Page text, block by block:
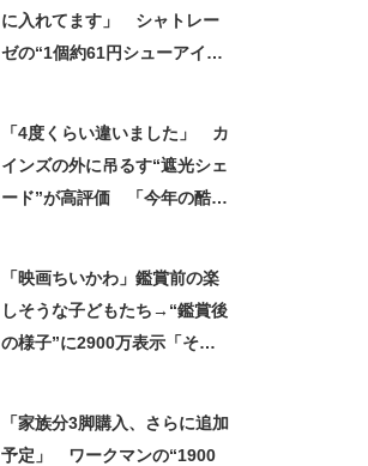
に入れてます」 シャトレー
ゼの“1個約61円シューアイ
「4度くらい違いました」 カ
インズの外に吊るす“遮光シェ
ード”が高評価 「今年の酷暑
「映画ちいかわ」鑑賞前の楽
しそうな子どもたち→“鑑賞後
の様子”に2900万表示「そう
「家族分3脚購入、さらに追加
予定」 ワークマンの“1900